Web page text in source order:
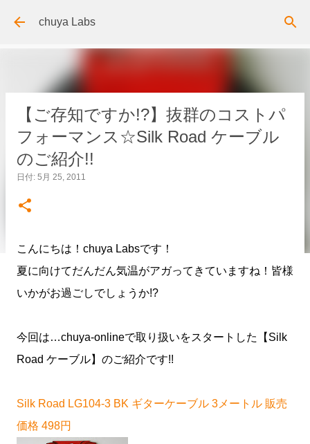
スキップしてメイン コンテンツに移動
chuya Labs
【ご存知ですか!?】抜群のコストパ
フォーマンス☆Silk Road ケーブル
のご紹介!!
日付: 5月 25, 2011
こんにちは！chuya Labsです！
夏に向けてだんだん気温がアガってきていますね！皆様
いかがお過ごしでしょうか!?
今回は…chuya-onlineで取り扱いをスタートした【Silk
Road ケーブル】のご紹介です!!
Silk Road LG104-3 BK ギターケーブル 3メートル 販売
価格 498円